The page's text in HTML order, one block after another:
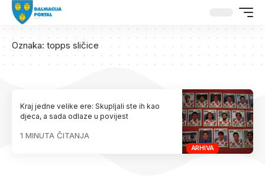
Oznaka: topps sličice
ARHIVA
Kraj jedne velike ere: Skupljali ste ih kao
djeca, a sada odlaze u povijest
1 MINUTA ČITANJA